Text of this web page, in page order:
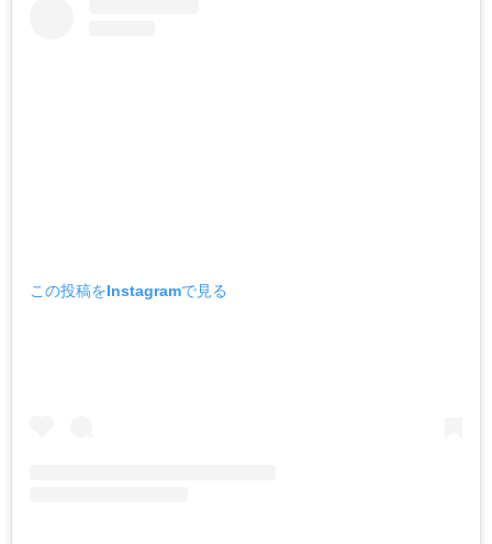
この投稿をInstagramで見る